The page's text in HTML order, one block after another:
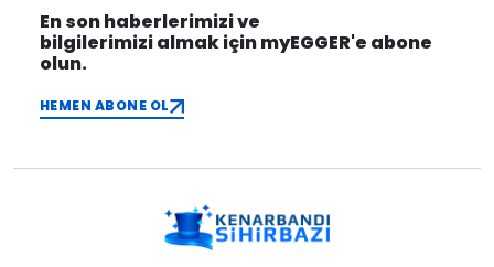
En son haberlerimizi ve
bilgilerimizi almak için myEGGER'e abone
olun.
HEMEN ABONE OL